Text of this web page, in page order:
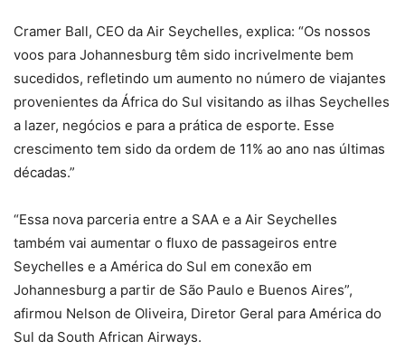
Cramer Ball, CEO da Air Seychelles, explica: “Os nossos
voos para Johannesburg têm sido incrivelmente bem
sucedidos, refletindo um aumento no número de viajantes
provenientes da África do Sul visitando as ilhas Seychelles
a lazer, negócios e para a prática de esporte. Esse
crescimento tem sido da ordem de 11% ao ano nas últimas
décadas.”
“Essa nova parceria entre a SAA e a Air Seychelles
também vai aumentar o fluxo de passageiros entre
Seychelles e a América do Sul em conexão em
Johannesburg a partir de São Paulo e Buenos Aires”,
afirmou Nelson de Oliveira, Diretor Geral para América do
Sul da South African Airways.